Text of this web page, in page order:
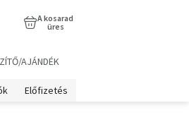
A kosarad
üres
AJÁNDÉK
Előfizetés